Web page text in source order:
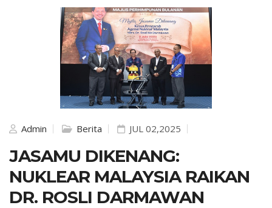
Admin Berita JUL 02,2025
JASAMU DIKENANG:
NUKLEAR MALAYSIA RAIKAN
DR. ROSLI DARMAWAN